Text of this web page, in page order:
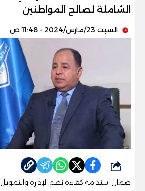
الشاملة لصالح المواطنين
السبت 23/مارس/2024 - 11:48 ص
شارك
ضمان استدامة كفاءة نظم الإدارة والتمويل